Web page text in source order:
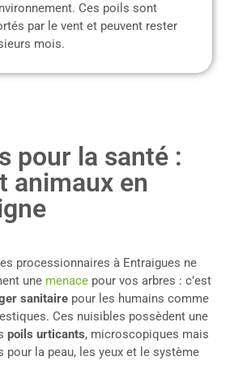
Ces poils sont
par le vent et peuvent rester
mois.
pour la santé :
animaux en
processionnaires à Entraigues ne
une menace pour vos arbres : c’est
sanitaire pour les humains comme
Ces nuisibles possèdent une
poils urticants, microscopiques mais
pour la peau, les yeux et le système